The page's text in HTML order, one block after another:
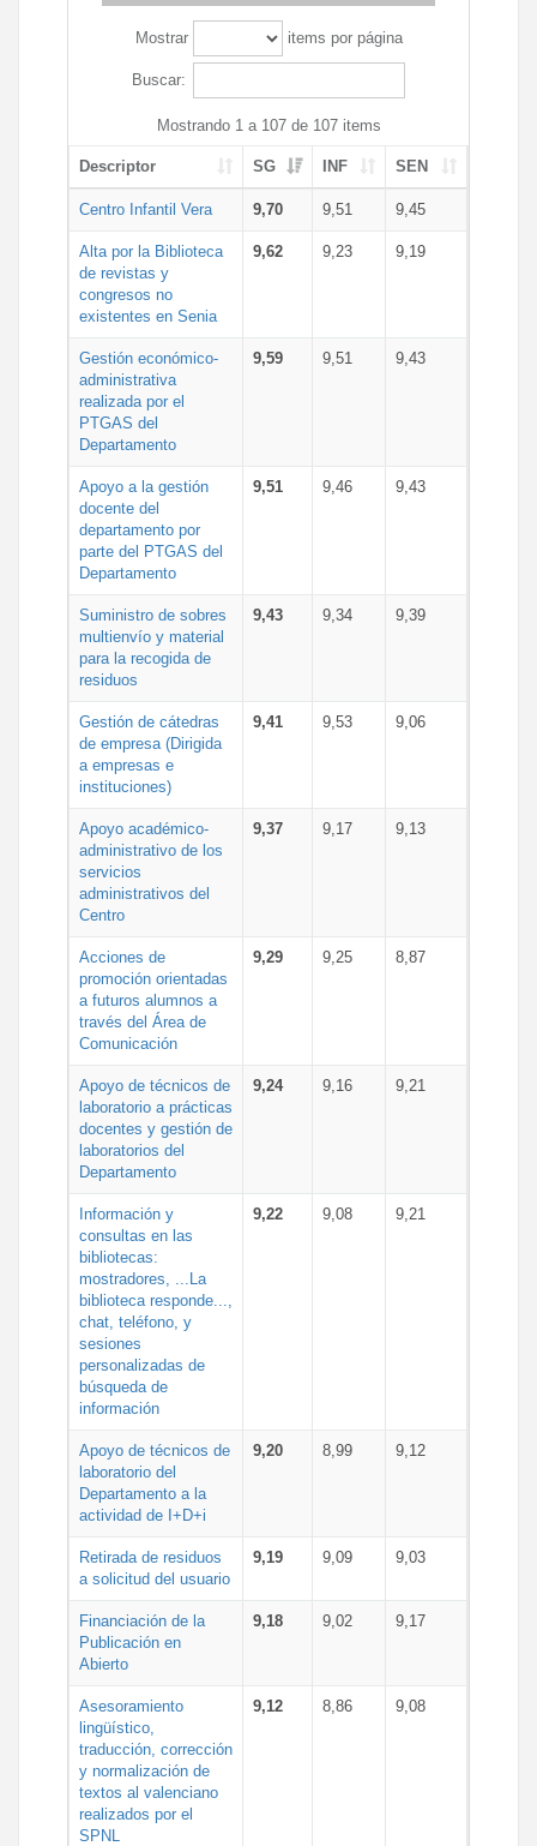
Mostrar items por página
Buscar:
Mostrando 1 a 107 de 107 items
Descriptor SG INF SEN
Centro Infantil Vera 9,70 9,51 9,45
Alta por la Biblioteca
de revistas y
congresos no
existentes en Senia
9,62 9,23 9,19
Gestión económico-
administrativa
realizada por el
PTGAS del
Departamento
9,59 9,51 9,43
Apoyo a la gestión
docente del
departamento por
parte del PTGAS del
Departamento
9,51 9,46 9,43
Suministro de sobres
multienvío y material
para la recogida de
residuos
9,43 9,34 9,39
Gestión de cátedras
de empresa (Dirigida
a empresas e
instituciones)
9,41 9,53 9,06
Apoyo académico-
administrativo de los
servicios
administrativos del
Centro
9,37 9,17 9,13
Acciones de
promoción orientadas
a futuros alumnos a
través del Área de
Comunicación
9,29 9,25 8,87
Apoyo de técnicos de
laboratorio a prácticas
docentes y gestión de
laboratorios del
Departamento
9,24 9,16 9,21
Información y
consultas en las
bibliotecas:
mostradores, ...La
biblioteca responde...,
chat, teléfono, y
sesiones
personalizadas de
búsqueda de
información
9,22 9,08 9,21
Apoyo de técnicos de
laboratorio del
Departamento a la
actividad de I+D+i
9,20 8,99 9,12
Retirada de residuos
a solicitud del usuario
9,19 9,09 9,03
Financiación de la
Publicación en
Abierto
9,18 9,02 9,17
Asesoramiento
lingüístico,
traducción, corrección
y normalización de
textos al valenciano
realizados por el
SPNL
9,12 8,86 9,08